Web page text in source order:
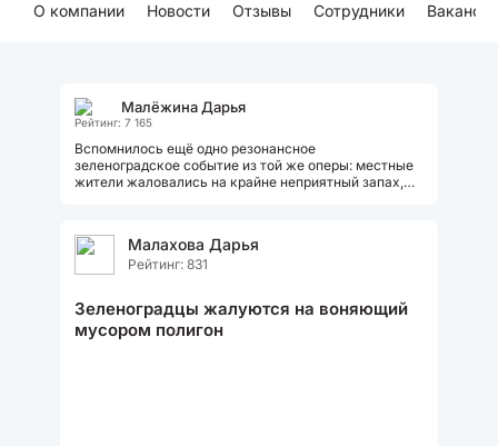
О компании Новости Отзывы Сотрудники Вакансии
Малёжина Дарья
Рейтинг: 7 165
Вспомнилось ещё одно резонансное
зеленоградское событие из той же оперы: местные
жители жаловались на крайне неприятный запах,
Малахова Дарья
Рейтинг: 831
Зеленоградцы жалуются на воняющий
мусором полигон